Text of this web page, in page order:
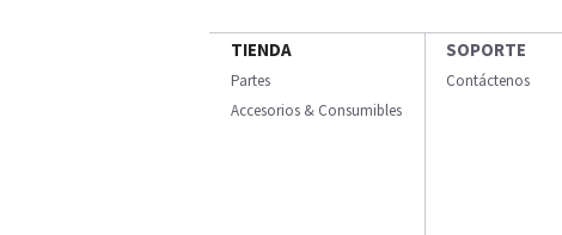
TIENDA
Partes
Accesorios & Consumibles
SOPORTE
Contáctenos